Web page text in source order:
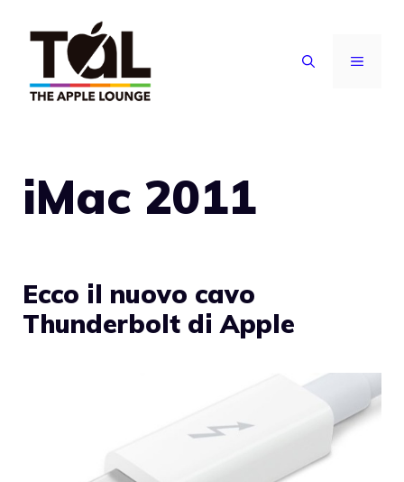
contenuto
MENU
iMac 2011
Ecco il nuovo cavo
Thunderbolt di Apple